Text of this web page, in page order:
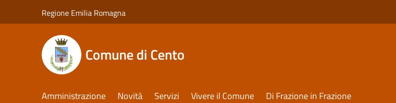
Regione Emilia Romagna
Comune di Cento
Amministrazione Novità Servizi Vivere il Comune Di Frazione in Frazione